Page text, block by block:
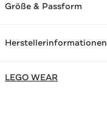
Größe & Passform
Herstellerinformationen
LEGO WEAR